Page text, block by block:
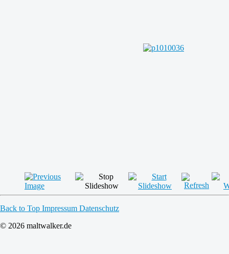
Back to Top Impressum Datenschutz
© 2026 maltwalker.de